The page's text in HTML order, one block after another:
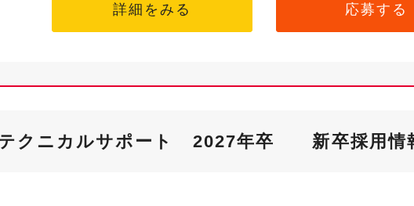
詳細をみる 応募する
テクニカルサポート 2027年卒 新卒採用情